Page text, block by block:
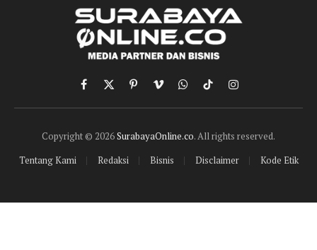
Facebook
X
(Twitter)
PinterestVimeoWhatsApp
TikTokInstagram
Copyright © 2026SurabayaOnline.co. All rights reserved.
Tentang Kami
Redaksi Bisnis Disclaimer Kode Etik